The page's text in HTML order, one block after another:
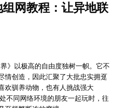
网教程：让异地联
》以极高的自由度独树一帜。它不
情创造，因此汇聚了大批忠实拥趸
驯养动物，也有人挑战强大
不同网络环境的朋友一起玩时，往